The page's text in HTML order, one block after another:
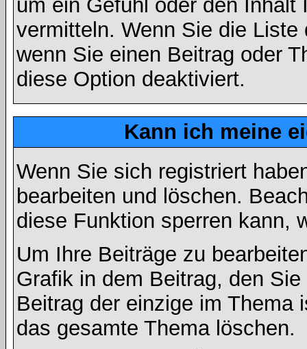
um ein Gefühl oder den
vermitteln. Wenn Sie die
wenn Sie einen Beitrag oder
diese Option deaktiviert.
Kann ich meine
Wenn Sie sich registriert
bearbeiten und löschen.
diese Funktion sperren kann,
Um Ihre Beiträge zu
Grafik in dem Beitrag, den
Beitrag der einzige im Thema
das gesamte Thema löschen.